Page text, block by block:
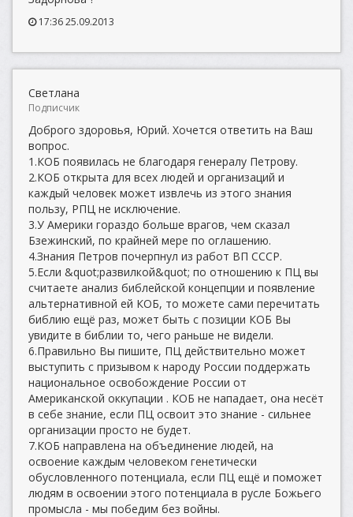
17:36 25.09.2013
Светлана
Подписчик
Доброго здоровья, Юрий. Хочется ответить на Ваш
вопрос.
1.КОБ появилась не благодаря генералу Петрову.
2.КОБ открыта для всех людей и организаций и
каждый человек может извлечь из этого знания
пользу, РПЦ не исключение.
3.У Америки гораздо больше врагов, чем сказал
Бзежинский, по крайней мере по оглашению.
4.Знания Петров почерпнул из работ ВП СССР.
5.Если &quot;развилкой&quot; по отношению к ПЦ вы
считаете анализ библейской концепции и появление
альтернативной ей КОБ, то можете сами перечитать
библию ещё раз, может быть с позиции КОБ Вы
увидите в библии то, чего раньше не видели.
6.Правильно Вы пишите, ПЦ действительно может
выступить с призывом к народу России поддержать
национальное освобождение России от
Американской оккупации . КОБ не нападает, она несёт
в себе знание, если ПЦ освоит это знание - сильнее
организации просто не будет.
7.КОБ направлена на объединение людей, на
освоение каждым человеком генетически
обусловленного потенциала, если ПЦ ещё и поможет
людям в освоении этого потенциала в русле Божьего
промысла - мы победим без войны.